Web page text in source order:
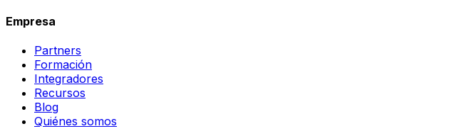
Empresa
Partners
Formación
Integradores
Recursos
Blog
Quiénes somos